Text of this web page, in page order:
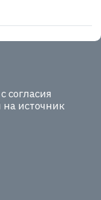
согласия
источник